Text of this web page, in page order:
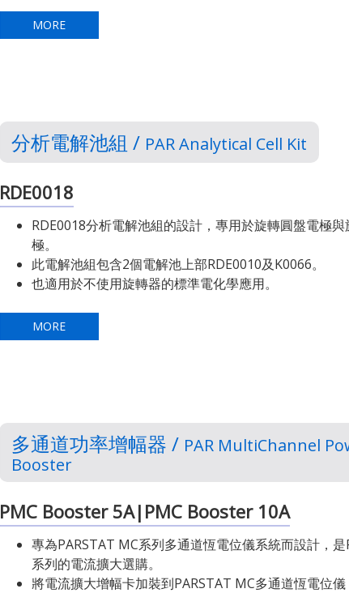
MORE
分析電解池組 / PAR Analytical Cell Kit
RDE0018
RDE0018分析電解池組的設計，專用於旋轉圓盤電極
極。
此電解池組包含2個電解池上部RDE0010及K0066。
也適用於不使用旋轉器的標準電化學應用。
MORE
多通道功率增幅器 / PAR MultiChannel
Booster
PMC Booster 5A|PMC Booster 10A
專為PARSTAT MC系列多通道恆電位儀系統而設計，是
系列的電流擴大選購。
將電流擴大增幅卡加裝到PARSTAT MC多通道恆電位